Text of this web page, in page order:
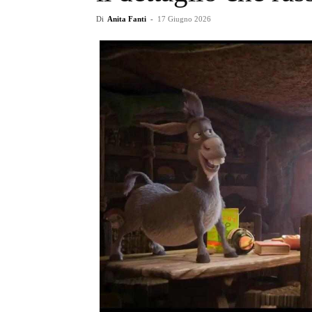
Di Anita Fanti - 17 Giugno 2026